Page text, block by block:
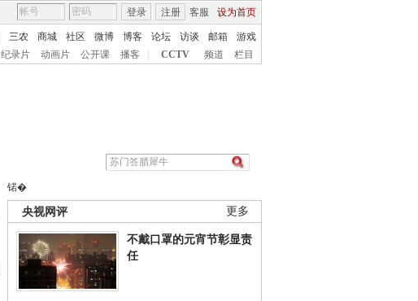
客服 设为首页
登录 注册
三农 商城 社区 微博 博客 论坛 访谈 邮箱
游戏
纪录片 动画片 公开课 播客 CCTV 频道 栏目
锘�
更多
央视网评
不戴口罩的元宵节彰显责
任